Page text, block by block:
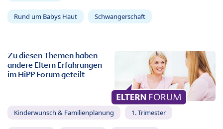
Rund um Babys Haut Schwangerschaft
Zu diesen Themen haben
andere Eltern Erfahrungen
im HiPP Forum geteilt
Kinderwunsch & Familienplanung 1. Trimester